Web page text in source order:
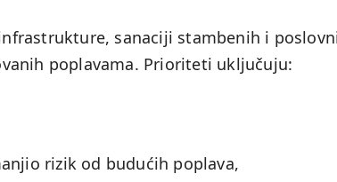
sanaciji stambenih i
poplavama. Prioriteti uključuju:
rizik od budućih poplava,